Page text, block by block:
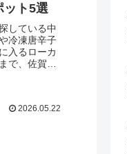
ット5選
している中
冷凍唐辛子
入るローカ
で、佐賀の
2026.05.22